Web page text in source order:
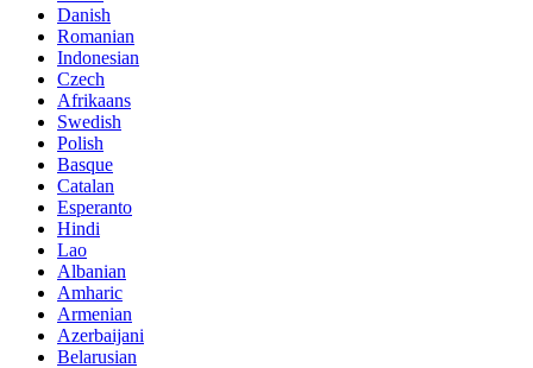
Danish
Romanian
Indonesian
Czech
Afrikaans
Swedish
Polish
Basque
Catalan
Esperanto
Hindi
Lao
Albanian
Amharic
Armenian
Azerbaijani
Belarusian